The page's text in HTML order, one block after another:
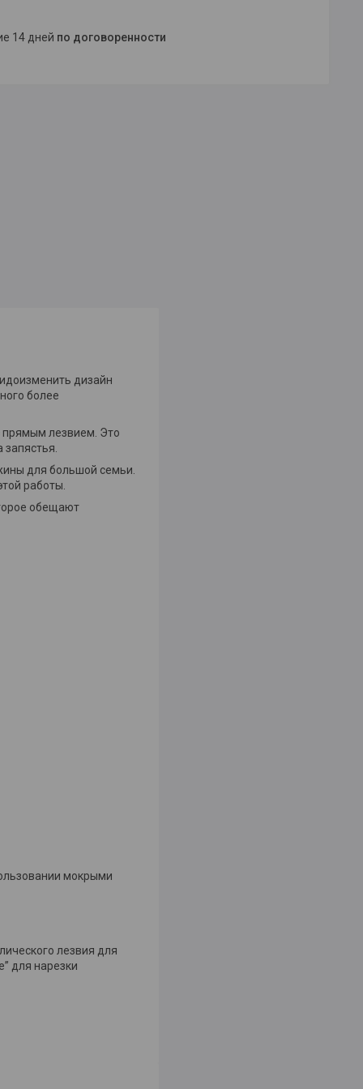
14 дней по договоренности
дизайн
более
прямым лезвием. Это
для большой семьи.
работы.
обещают
мокрыми
лезвия для
для нарезки